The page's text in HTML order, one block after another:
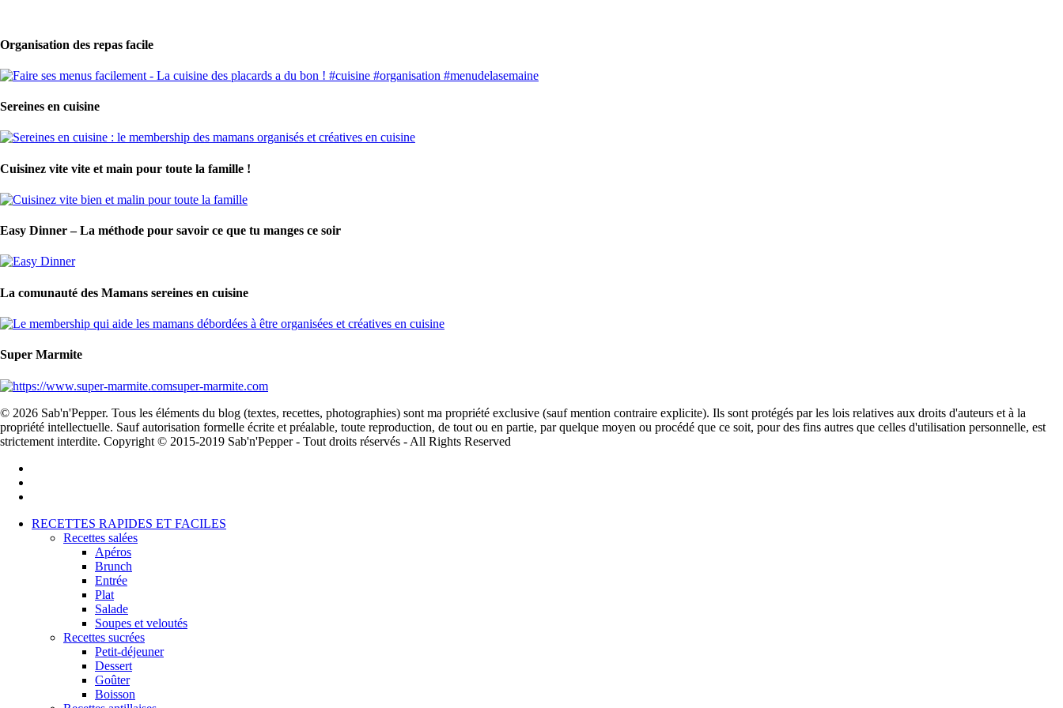
Organisation des repas facile
Sereines en cuisine
Cuisinez vite vite et main pour toute la famille !
Easy Dinner – La méthode pour savoir ce que tu manges ce soir
La comunauté des Mamans sereines en cuisine
Super Marmite
super-marmite.com
© 2026 Sab'n'Pepper. Tous les éléments du blog (textes, recettes, photographies) sont ma propriété exclusive (sauf mention contraire explicite). Ils sont protégés par les lois relatives aux droits d'auteurs et à la
propriété intellectuelle. Sauf autorisation formelle écrite et préalable, toute reproduction, de tout ou en partie, par quelque moyen ou procédé que ce soit, pour des fins autres que celles d'utilisation personnelle, est
strictement interdite. Copyright © 2015-2019 Sab'n'Pepper - Tout droits réservés - All Rights Reserved
Close
RECETTES RAPIDES ET FACILES
Recettes salées
Apéros
Brunch
Entrée
Plat
Salade
Soupes et veloutés
Recettes sucrées
Petit-déjeuner
Dessert
Goûter
Boisson